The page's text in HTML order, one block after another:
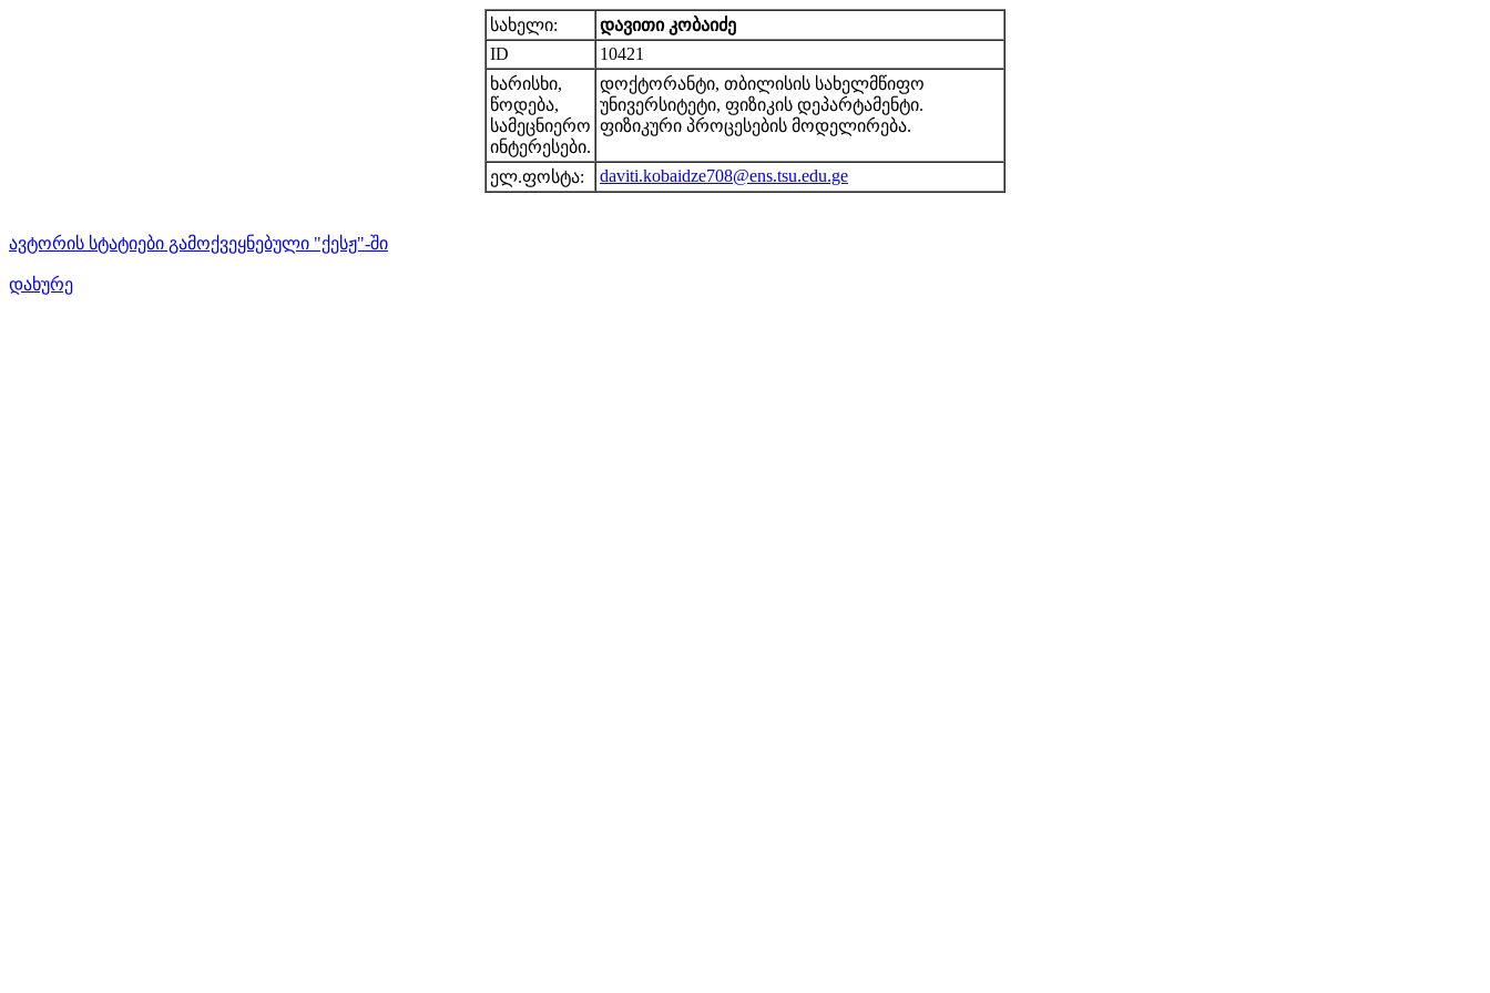
სახელი:
დავითი კობაიძე
ID
10421
ხარისხი,
წოდება,
სამეცნიერო
ინტერესები.
დოქტორანტი, თბილისის სახელმწიფო
უნივერსიტეტი, ფიზიკის დეპარტამენტი.
ფიზიკური პროცესების მოდელირება.
ელ.ფოსტა: daviti.kobaidze708@ens.tsu.edu.ge
ავტორის სტატიები გამოქვეყნებული "ქესჟ"-ში
დახურე